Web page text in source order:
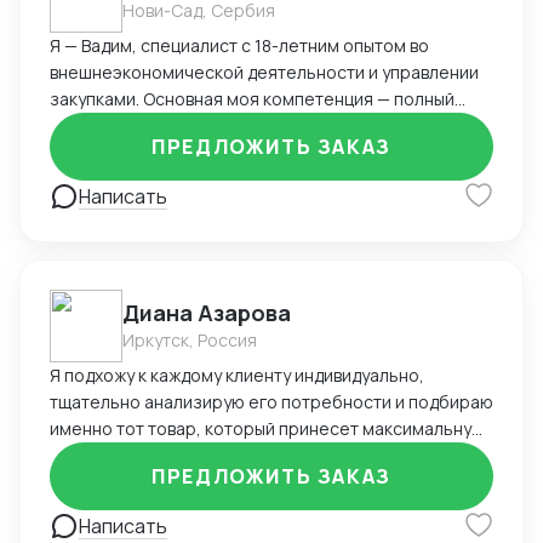
Нови-Сад, Сербия
Я — Вадим, специалист с 18-летним опытом во
внешнеэкономической деятельности и управлении
закупками. Основная моя компетенция — полный
цикл работы с зарубежными поставщиками, в первую
очередь из Китая, включая поиск, переговоры,
организацию логистики и таможенного оформления.
Ключевые навыки и достижения: Организовывал
доставки. Запускал более 20 товаров под
собственным брендом на маркетплейсах Ozon и
Wildberries. Контролировал бюджет закупок до 350
000 $ в год, оптимизируя расходы и условия
предоплаты. Вёл сопровождение сертификации
продукции, претензионную работу и возвраты.
Управлял складскими остатками и рассчитывал
оптимальные объёмы закупок, обеспечивая
оборачиваемость и минимизацию out-of-stock.
Уверенно работаю с ВЭД-документацией,
Написать
ПРЕДЛОЖИТЬ ЗАКАЗ
Диана Азарова
Иркутск, Россия
Я подхожу к каждому клиенту индивидуально,
тщательно анализирую его потребности и подбираю
именно тот товар, который принесет максимальную
прибыль. Мой опыт позволяет мне не только
находить лучшие предложения, но и обеспечивать
полное сопровождение сделки – от первого
контакта с поставщиком до доставки товара в ваш
Написать
ПРЕДЛОЖИТЬ ЗАКАЗ